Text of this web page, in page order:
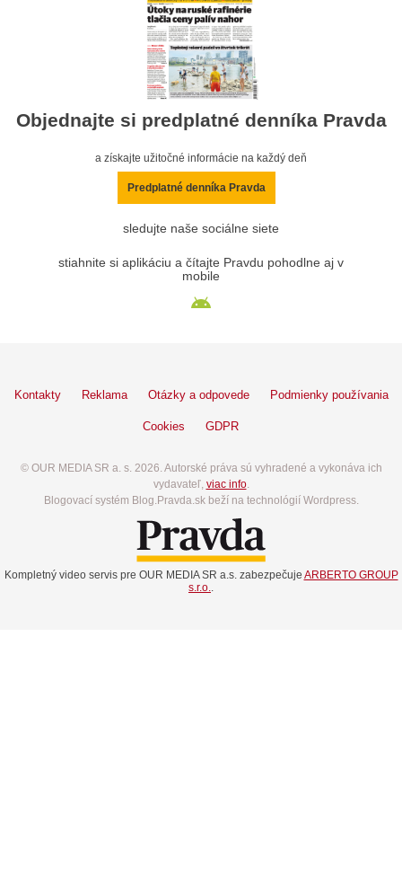
Objednajte si predplatné denníka Pravda
a získajte užitočné informácie na každý deň
Predplatné denníka Pravda
sledujte naše sociálne siete
stiahnite si aplikáciu a čítajte Pravdu pohodlne aj v
mobile
Kontakty Reklama Otázky a odpovede Podmienky používania
Cookies GDPR
© OUR MEDIA SR a. s. 2026. Autorské práva sú vyhradené a vykonáva ich
vydavateľ, viac info.
Blogovací systém Blog.Pravda.sk beží na technológií Wordpress.
Kompletný video servis pre OUR MEDIA SR a.s. zabezpečuje ARBERTO GROUP
s.r.o..